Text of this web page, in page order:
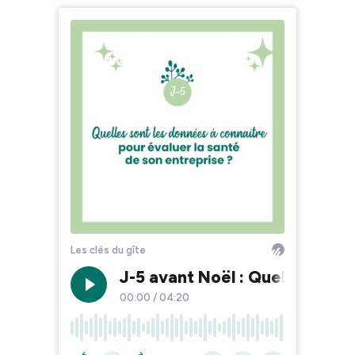
Les clés du gîte
J-5 avant Noël : Quelles
00:00 / 04:20